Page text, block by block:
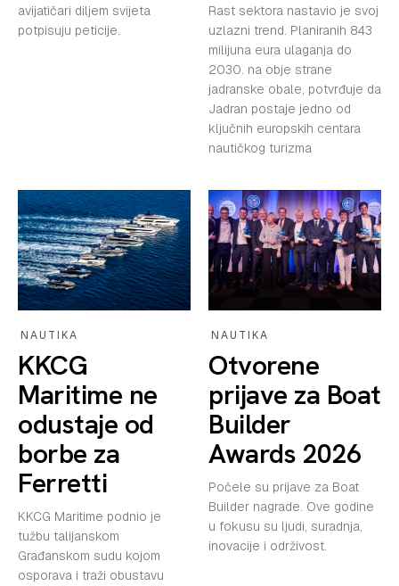
avijatičari diljem svijeta
potpisuju peticije.
Rast sektora nastavio je svoj
uzlazni trend. Planiranih 843
milijuna eura ulaganja do
2030. na obje strane
jadranske obale, potvrđuje da
Jadran postaje jedno od
ključnih europskih centara
nautičkog turizma
NAUTIKA
KKCG
Maritime ne
odustaje od
borbe za
Ferretti
KKCG Maritime podnio je
tužbu talijanskom
Građanskom sudu kojom
osporava i traži obustavu
NAUTIKA
Otvorene
prijave za Boat
Builder
Awards 2026
Počele su prijave za Boat
Builder nagrade. Ove godine
u fokusu su ljudi, suradnja,
inovacije i održivost.